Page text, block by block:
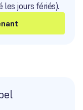
les jours fériés).